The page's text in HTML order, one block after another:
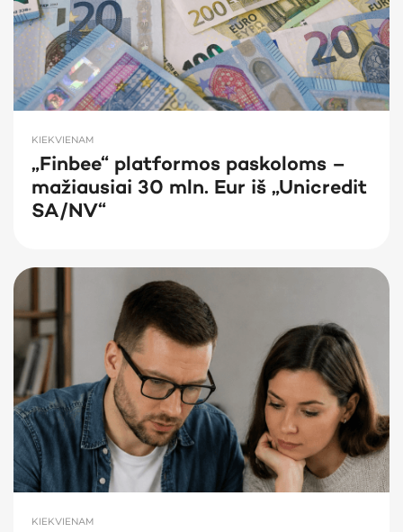
KIEKVIENAM
„Finbee“ platformos paskoloms –
mažiausiai 30 mln. Eur iš „Unicredit
SA/NV“
KIEKVIENAM